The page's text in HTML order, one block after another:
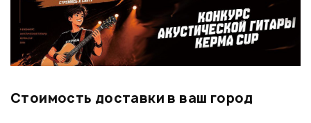
Стоимость доставки в ваш город